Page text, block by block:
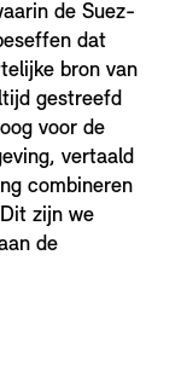
de Suez-
dat
bron van
gestreefd
voor de
vertaald
combineren
zijn we
de